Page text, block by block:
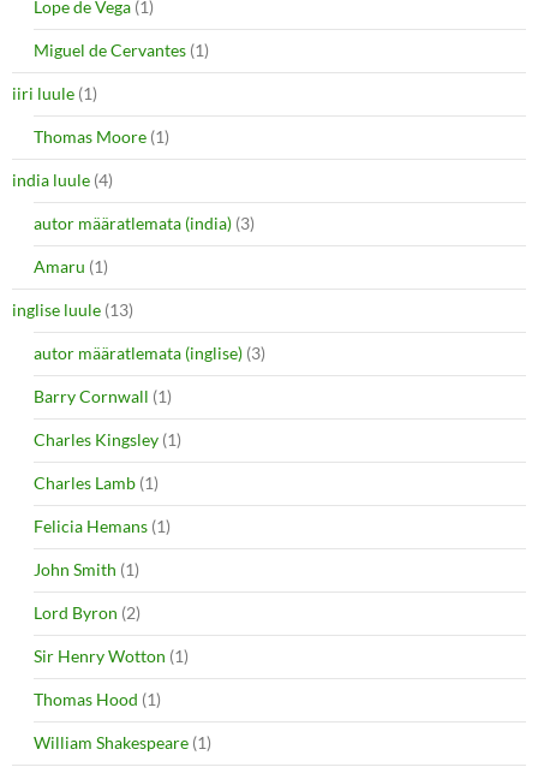
Lope de Vega (1)
Miguel de Cervantes (1)
iiri luule (1)
Thomas Moore (1)
india luule (4)
autor määratlemata (india) (3)
Amaru (1)
inglise luule (13)
autor määratlemata (inglise) (3)
Barry Cornwall (1)
Charles Kingsley (1)
Charles Lamb (1)
Felicia Hemans (1)
John Smith (1)
Lord Byron (2)
Sir Henry Wotton (1)
Thomas Hood (1)
William Shakespeare (1)